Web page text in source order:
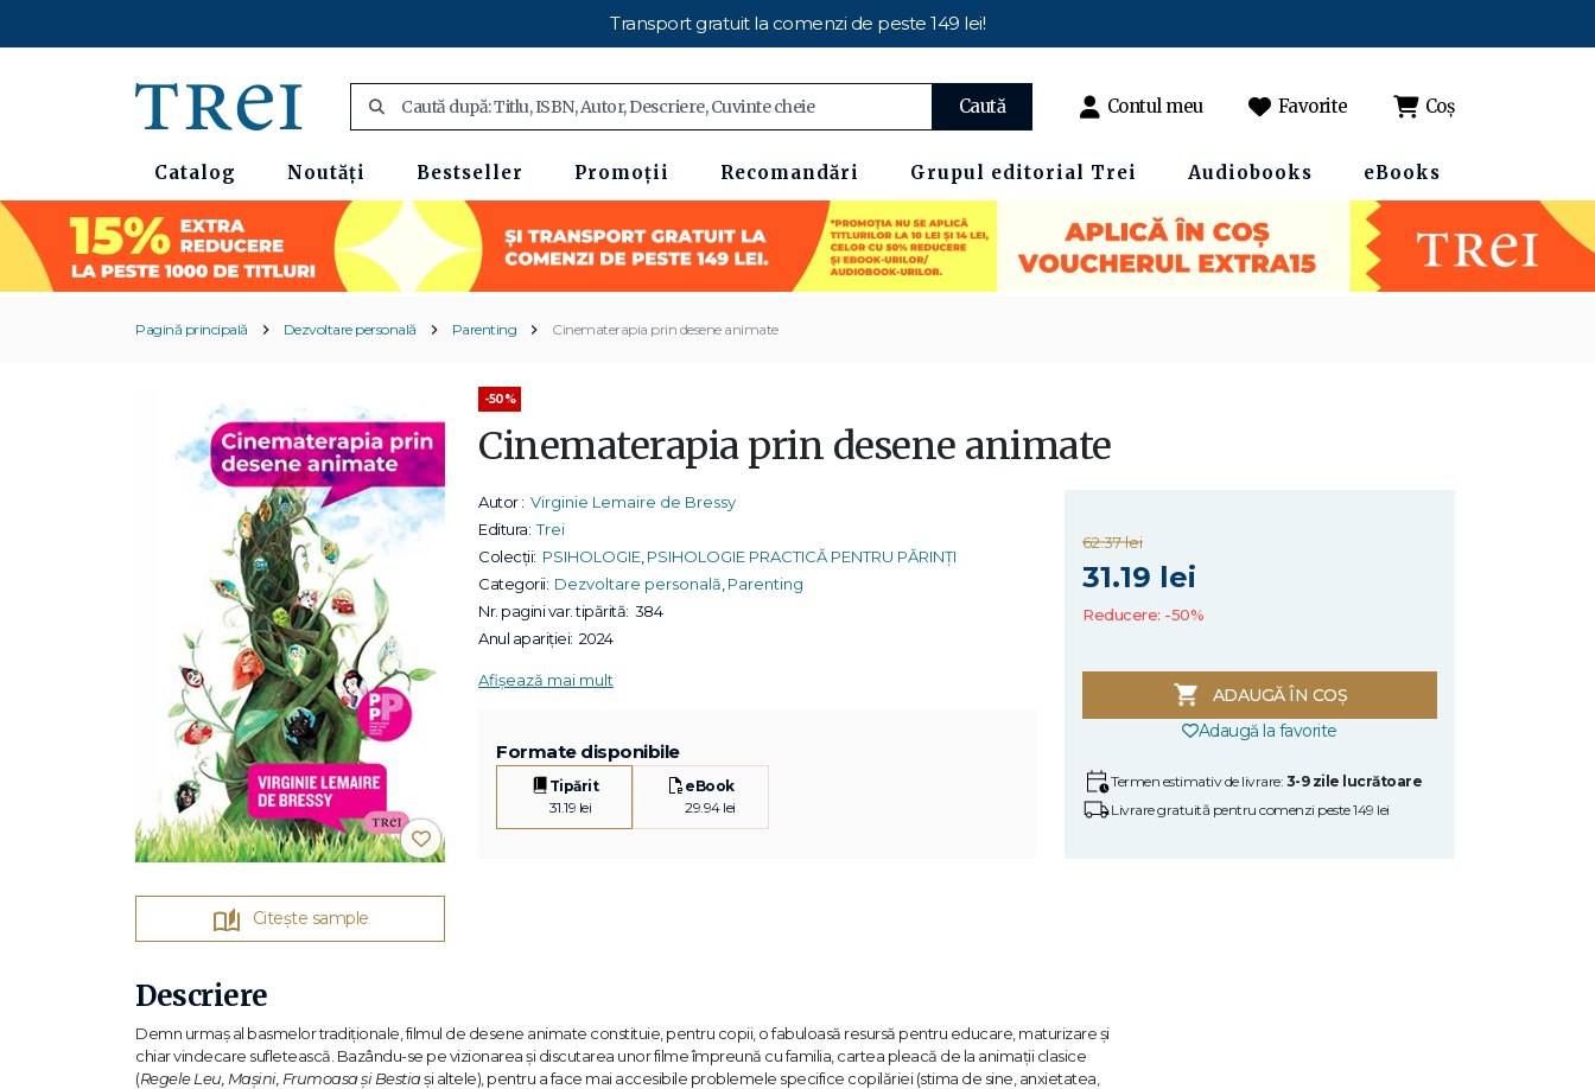
Transport gratuit la comenzi de peste 149 lei!
Caută Contul meu Favorite Coș
Catalog Noutăți Bestseller Promoții Recomandări Grupul editorial Trei Audiobooks eBooks
Pagină principală Dezvoltare personală Parenting Cinematerapia prin desene animate
Citește sample
-50%
Cinematerapia prin desene animate
Autor : Virginie Lemaire de Bressy
Editura: Trei
Colecții: PSIHOLOGIE, PSIHOLOGIE PRACTICĂ PENTRU PĂRINȚI
Categorii: Dezvoltare personală Parenting
Nr. pagini var. tipărită: 384
Anul apariției: 2024
Afișează mai mult
Formate disponibile
Tipărit
31.19 lei
eBook
29.94 lei
62.37 lei
31.19 lei
Reducere: -50%
ADAUGĂ ÎN COȘ
Adaugă la favorite
Termen estimativ de livrare: 3-9 zile lucrătoare
Livrare gratuită pentru comenzi peste 149 lei
Descriere
Demn urmaș al basmelor tradiționale, filmul de desene animate constituie, pentru copii, o fabuloasă resursă pentru educare, maturizare și
chiar vindecare sufletească. Bazându-se pe vizionarea și discutarea unor filme împreună cu familia, cartea pleacă de la animații clasice
(Regele Leu, Mașini, Frumoasa și Bestiași altele), pentru a face mai accesibile problemele specifice copilăriei (stima de sine, anxietatea,